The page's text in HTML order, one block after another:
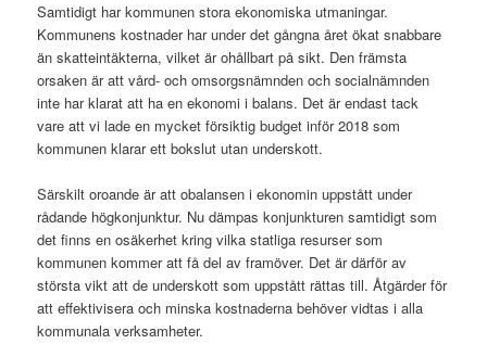
Samtidigt har kommunen stora ekonomiska utmaningar.
Kommunens kostnader har under det gångna året ökat snabbare
än skatteintäkterna, vilket är ohållbart på sikt. Den främsta
orsaken är att vård- och omsorgsnämnden och socialnämnden
inte har klarat att ha en ekonomi i balans. Det är endast tack
vare att vi lade en mycket försiktig budget inför 2018 som
kommunen klarar ett bokslut utan underskott.
Särskilt oroande är att obalansen i ekonomin uppstått under
rådande högkonjunktur. Nu dämpas konjunkturen samtidigt som
det finns en osäkerhet kring vilka statliga resurser som
kommunen kommer att få del av framöver. Det är därför av
största vikt att de underskott som uppstått rättas till. Åtgärder för
att effektivisera och minska kostnaderna behöver vidtas i alla
kommunala verksamheter.